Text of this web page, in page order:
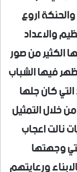
اروع
والاعداد
الكثير من صور
فيها الشباب
كان جلها
خلال التمثيل
نالت اعجاب
وجهتها